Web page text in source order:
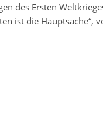
des Ersten
ist die Hauptsache“,